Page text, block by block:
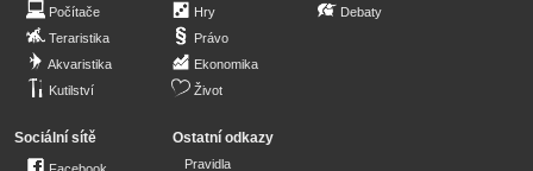
Počítače
Teraristika
Akvaristika
Kutilství
Hry
Právo
Ekonomika
Život
Debaty
Sociální sítě Ostatní odkazy
Pravidla